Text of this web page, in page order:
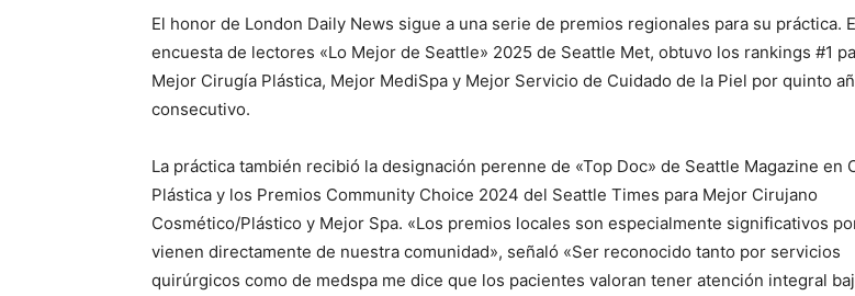
El honor de London Daily News sigue a una serie de premios regionales para su práctica.
encuesta de lectores «Lo Mejor de Seattle» 2025 de Seattle Met, obtuvo los rankings #1
Mejor Cirugía Plástica, Mejor MediSpa y Mejor Servicio de Cuidado de la Piel por quinto
consecutivo.
La práctica también recibió la designación perenne de «Top Doc» de Seattle Magazine en
Plástica y los Premios Community Choice 2024 del Seattle Times para Mejor Cirujano
Cosmético/Plástico y Mejor Spa. «Los premios locales son especialmente significativos
vienen directamente de nuestra comunidad», señaló «Ser reconocido tanto por servicios
quirúrgicos como de medspa me dice que los pacientes valoran tener atención integral